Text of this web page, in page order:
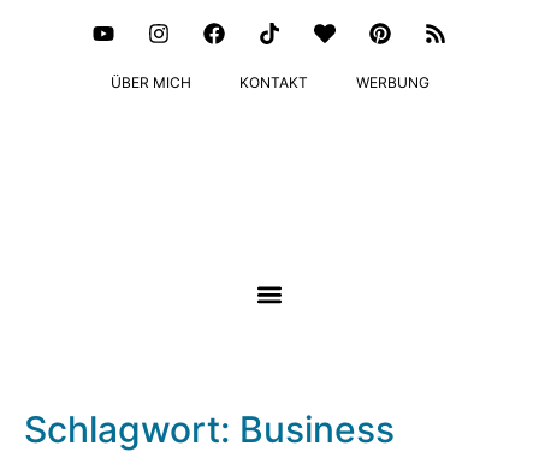
ÜBER MICH KONTAKT WERBUNG
Schlagwort: Business